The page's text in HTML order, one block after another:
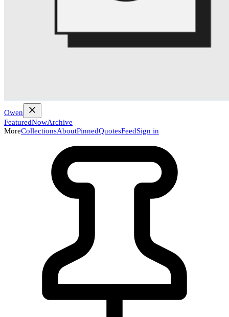
Owen
FeaturedNowArchive
MoreCollectionsAboutPinnedQuotesFeedSign in